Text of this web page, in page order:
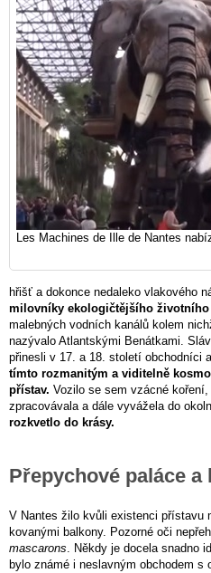
Les Machines de Ille de Nantes
hřišť a dokonce nedaleko vlakového
milovníky ekologičtějšího životního
malebných vodních kanálů kolem
nazývalo Atlantskými Benátkami.
přinesli v 17. a 18. století obchodníci
tímto rozmanitým a viditelně
přístav. Vozilo se sem vzácné
zpracovávala a dále vyvážela do
rozkvetlo do krásy.
Přepychové paláce a
V Nantes žilo kvůli existenci přístavu
kovanými balkony. Pozorné oči
mascarons. Někdy je docela snadno
bylo známé i neslavným obchodem s